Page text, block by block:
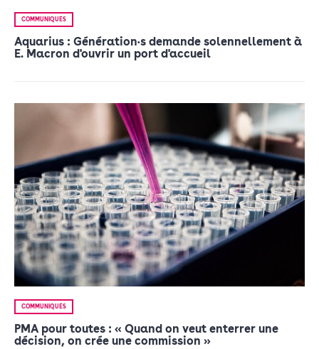
COMMUNIQUÉS
Aquarius : Génération•s demande solennellement à
E. Macron d'ouvrir un port d'accueil
COMMUNIQUÉS
PMA pour toutes : « Quand on veut enterrer une
décision, on crée une commission »